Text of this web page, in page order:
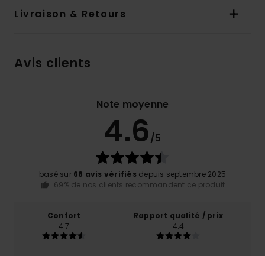
Livraison & Retours
Avis clients
Note moyenne
4.6/5
basé sur 68 avis vérifiés depuis septembre 2025
69% de nos clients recommandent ce produit
Confort
4.7
Rapport qualité / prix
4.4